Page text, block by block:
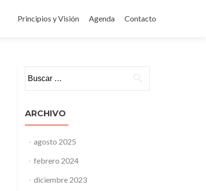
al
Principios y Visión Agenda Contacto
ARCHIVO
agosto 2025
febrero 2024
diciembre 2023